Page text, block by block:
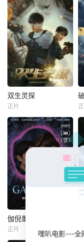
双生灵探
金晶
为了调查双胞胎哥
哥孙小糊的失踪，
孙小涂参加了警队
的招新考试，却在
考试现场卷入警察
局长遇刺事件，幸
好有一直以灵魂形
态存在的哥哥相助
才脱险。而局长遇
刺事件也牵扯出以
著名脑科医生毕安
双生灵探
正片
伽倪墨得斯
伽倪墨得斯
正片
嘿叭电影---全